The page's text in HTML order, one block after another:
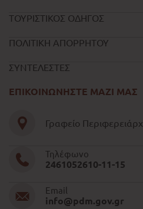
ΤΟΥΡΙΣΤΙΚΟΣ ΟΔΗΓΟΣ
ΠΟΛΙΤΙΚΗ ΑΠΟΡΡΗΤΟΥ
ΣΥΝΤΕΛΕΣΤΕΣ
ΕΠΙΚΟΙΝΩΝΗΣΤΕ ΜΑΖΙ ΜΑΣ
Γραφείο
Τηλέφωνο
2461052610-11-15
Email
info@pdm.gov.gr